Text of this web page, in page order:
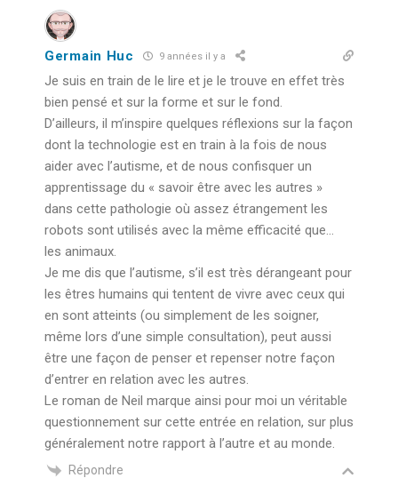
Germain Huc 9 années il y a
Je suis en train de le lire et je le trouve en effet très
bien pensé et sur la forme et sur le fond.
D’ailleurs, il m’inspire quelques réflexions sur la façon
dont la technologie est en train à la fois de nous
aider avec l’autisme, et de nous confisquer un
apprentissage du « savoir être avec les autres »
dans cette pathologie où assez étrangement les
robots sont utilisés avec la même efficacité que…
les animaux.
Je me dis que l’autisme, s’il est très dérangeant pour
les êtres humains qui tentent de vivre avec ceux qui
en sont atteints (ou simplement de les soigner,
même lors d’une simple consultation), peut aussi
être une façon de penser et repenser notre façon
d’entrer en relation avec les autres.
Le roman de Neil marque ainsi pour moi un véritable
questionnement sur cette entrée en relation, sur plus
généralement notre rapport à l’autre et au monde.
Répondre